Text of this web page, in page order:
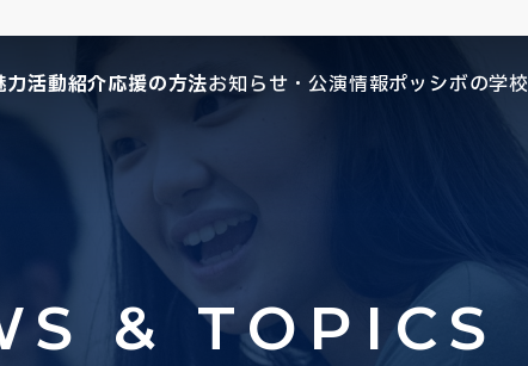
力活動紹介応援の方法お知らせ・公演情報ポッシボの学校
& TOPICS